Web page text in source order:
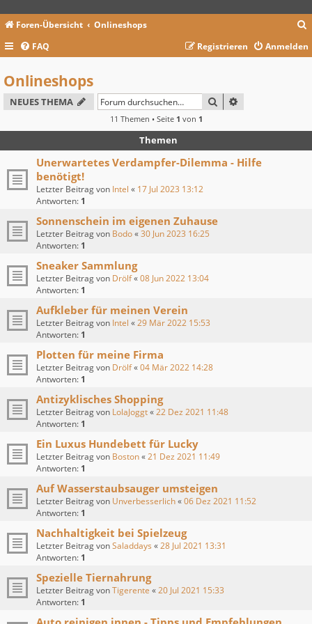
Foren-Übersicht Onlineshops
c
FAQ Anmelden
Registrieren
Onlineshops
NEUES THEMA SUCHE
11 Themen • Seite 1 von 1
Themen
Unerwartetes Verdampfer-Dilemma - Hilfe
benötigt!
Letzter Beitrag von Intel « 17 Jul 2023 13:12
Antworten: 1
Sonnenschein im eigenen Zuhause
Letzter Beitrag von Bodo«30 Jun 2023 16:25
Antworten: 1
Sneaker Sammlung
Letzter Beitrag von Drölf«08 Jun 2022 13:04
Antworten: 1
Aufkleber für meinen Verein
Letzter Beitrag von Intel «29 Mär 2022 15:53
Antworten: 1
Plotten für meine Firma
Letzter Beitrag von Drölf«04 Mär 2022 14:28
Antworten: 1
Antizyklisches Shopping
Letzter Beitrag von LolaJoggt«22 Dez 2021 11:48
Antworten: 1
Ein Luxus Hundebett für Lucky
Letzter Beitrag von Boston«21 Dez 2021 11:49
Antworten: 1
Auf Wasserstaubsauger umsteigen
Letzter Beitrag von Unverbesserlich«06 Dez 2021 11:52
Antworten: 1
Nachhaltigkeit bei Spielzeug
Letzter Beitrag vonSaladdays «28 Jul 2021 13:31
Antworten: 1
Spezielle Tiernahrung
Letzter Beitrag vonTigerente «20 Jul 2021 15:33
Antworten: 1